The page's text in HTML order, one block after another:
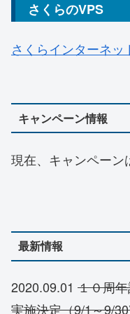
さくらのVPS
さくらインターネ
キャンペーン情報
現在、キャンペーン
最新情報
2020.09.01 １０周
実施決定（9/1～9/